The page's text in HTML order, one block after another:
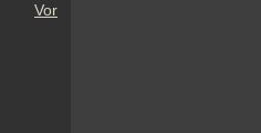
Vor